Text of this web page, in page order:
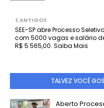
ANTIGOS
SEE-SP abre Processo Seletivo
com 5000 vagas e salário
R$ 5.565,00. Saiba Mais
TALVEZ VOCÊ
Aberto